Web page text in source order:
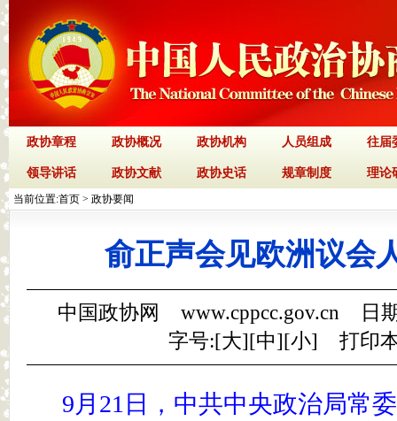
政协章程 政协概况 政协机构 人员组成 往届
领导讲话 政协文献 政协史话 规章制度 理论
当前位置:首页 > 政协要闻
俞正声会见欧洲议会
中国政协网 www.cppcc.gov.cn 日
字号:[大][中][小] 打印
9月21日，中共中央政治局常